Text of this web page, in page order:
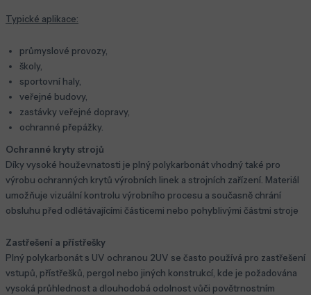
Typické aplikace:
průmyslové provozy,
školy,
sportovní haly,
veřejné budovy,
zastávky veřejné dopravy,
ochranné přepážky.
Ochranné kryty strojů
Díky vysoké houževnatosti je plný polykarbonát vhodný také pro
výrobu ochranných krytů výrobních linek a strojních zařízení. Materiál
umožňuje vizuální kontrolu výrobního procesu a současně chrání
obsluhu před odlétávajícími částicemi nebo pohyblivými částmi stroje
Zastřešení a přístřešky
Plný polykarbonát s UV ochranou 2UV se často používá pro zastřešení
vstupů, přístřešků, pergol nebo jiných konstrukcí, kde je požadována
vysoká průhlednost a dlouhodobá odolnost vůči povětrnostním